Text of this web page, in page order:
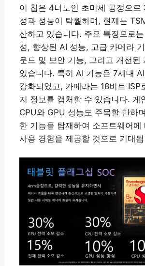
이 칩은 4나노인 초미세 공정으로
성과 성능이 탁월하며, 현재는
산하고 있습니다. 주요 특징으로
성, 향상된 AI 성능, 고급 카메라
운드 및 보안 기능, 그리고 개선된
있습니다. 특히 AI 기능은 7세대
강화되었고, 카메라는 18비트 ISP
지 정보를 캡처할 수 있습니다. 게
CPU와 GPU 성능도 주목할 만하
한 기능을 탑재하여 소프트웨어에
사용 경험을 제공할 것으로 기대